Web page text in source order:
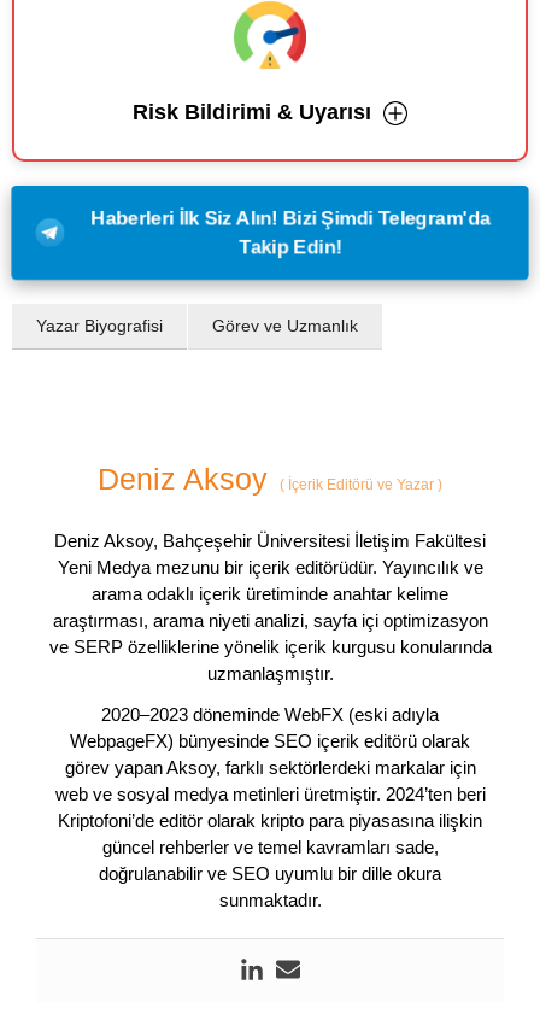
Risk Bildirimi & Uyarısı
Haberleri İlk Siz Alın! Bizi Şimdi Telegram'da
Takip Edin!
Yazar Biyografisi Görev ve Uzmanlık
Deniz Aksoy ( İçerik Editörü ve Yazar )
Deniz Aksoy, Bahçeşehir Üniversitesi İletişim Fakültesi
Yeni Medya mezunu bir içerik editörüdür. Yayıncılık ve
arama odaklı içerik üretiminde anahtar kelime
araştırması, arama niyeti analizi, sayfa içi optimizasyon
ve SERP özelliklerine yönelik içerik kurgusu konularında
uzmanlaşmıştır.
2020–2023 döneminde WebFX (eski adıyla
WebpageFX) bünyesinde SEO içerik editörü olarak
görev yapan Aksoy, farklı sektörlerdeki markalar için
web ve sosyal medya metinleri üretmiştir. 2024’ten beri
Kriptofoni’de editör olarak kripto para piyasasına ilişkin
güncel rehberler ve temel kavramları sade,
doğrulanabilir ve SEO uyumlu bir dille okura
sunmaktadır.